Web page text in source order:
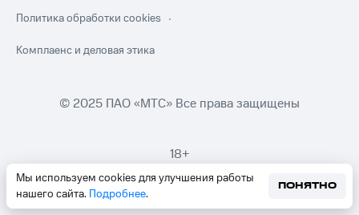
Мы используем cookies для улучшения работы
нашего сайта. Подробнее.
ПОНЯТНО
Политика обработки cookies
Комплаенс и деловая этика
© 2025 ПАО «МТС» Все права защищены
18+